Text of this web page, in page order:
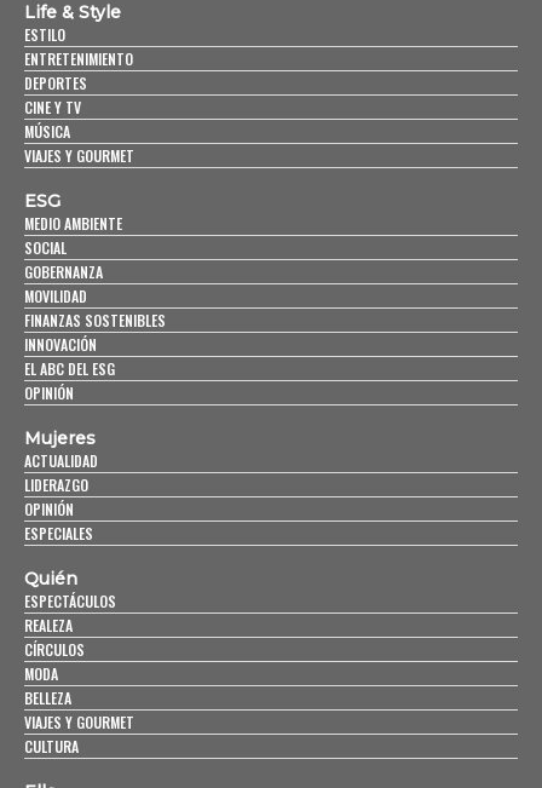
Life & Style
ESTILO
ENTRETENIMIENTO
DEPORTES
CINE Y TV
MÚSICA
VIAJES Y GOURMET
ESG
MEDIO AMBIENTE
SOCIAL
GOBERNANZA
MOVILIDAD
FINANZAS SOSTENIBLES
INNOVACIÓN
EL ABC DEL ESG
OPINIÓN
Mujeres
ACTUALIDAD
LIDERAZGO
OPINIÓN
ESPECIALES
Quién
ESPECTÁCULOS
REALEZA
CÍRCULOS
MODA
BELLEZA
VIAJES Y GOURMET
CULTURA